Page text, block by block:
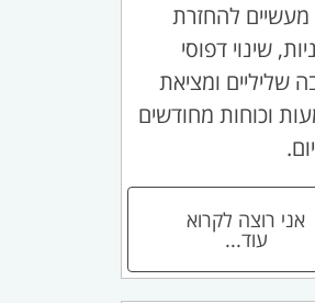
מעשיים להחזרת
שינוי דפוסי
שליליים ומציאת
וכוחות מחודשים
אני רוצה לקרוא
עוד...